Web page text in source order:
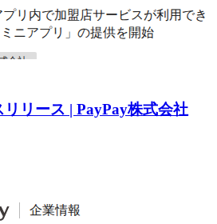
リース | PayPay株式会社